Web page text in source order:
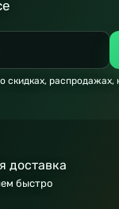
скидках, распродажах,
доставка
быстро